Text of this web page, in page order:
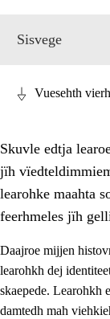
Sisvege
1.1
Vuesehth
Skuvle edtja
jïh
learohke maahta
feerhmeles jïh
Daajroe mijjen
learohkh dej
skaepede. Learohkh
damtedh mah